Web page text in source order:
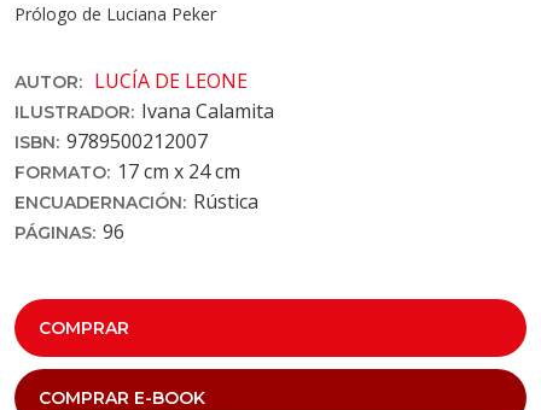
Prólogo de Luciana Peker
AUTOR: LUCÍA DE LEONE
ILUSTRADOR: Ivana Calamita
ISBN: 9789500212007
FORMATO: 17 cm x 24 cm
ENCUADERNACIÓN: Rústica
PÁGINAS: 96
COMPRAR
COMPRAR E-BOOK